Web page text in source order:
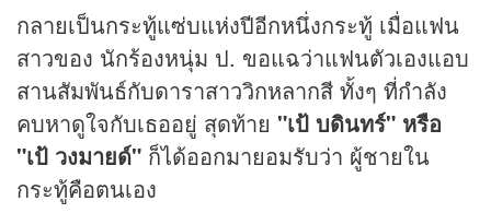
กลายเป็นกระทู้แซ่บแห่งปีอีกหนึ่งกระทู้ เมื่อแฟน
สาวของ นักร้องหนุ่ม ป. ขอแฉว่าแฟนตัวเองแอบ
สานสัมพันธ์กับดาราสาววิกหลากสี ทั้งๆ ที่กำลัง
คบหาดูใจกับเธออยู่ สุดท้าย "เป้ บดินทร์" หรือ
"เป้ วงมายด์" ก็ได้ออกมายอมรับว่า ผู้ชายใน
กระทู้คือตนเอง